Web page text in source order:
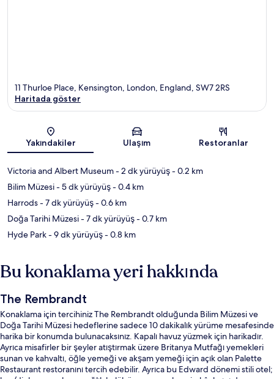
Harita
11 Thurloe Place, Kensington, London, England, SW7 2RS
Haritada göster
Yakındakiler Ulaşım Restoranlar
Victoria and Albert Museum- 2 dk yürüyüş- 0.2 km
Bilim Müzesi- 5 dk yürüyüş- 0.4 km
Harrods- 7 dk yürüyüş- 0.6 km
Doğa Tarihi Müzesi- 7 dk yürüyüş- 0.7 km
Hyde Park- 9 dk yürüyüş- 0.8 km
Bu konaklama yeri hakkında
The Rembrandt
Konaklama için tercihiniz The Rembrandt olduğunda Bilim Müzesi ve
Doğa Tarihi Müzesi hedeflerine sadece 10 dakikalık yürüme mesafesinde
harika bir konumda bulunacaksınız. Kapalı havuz yüzmek için harikadır.
Ayrıca misafirler bir şeyler atıştırmak üzere Britanya Mutfağı yemekleri
sunan ve kahvaltı, öğle yemeği ve akşam yemeği için açık olan Palette
Restaurant restoranını tercih edebilir. Ayrıca bu Edward dönemi stili otel;